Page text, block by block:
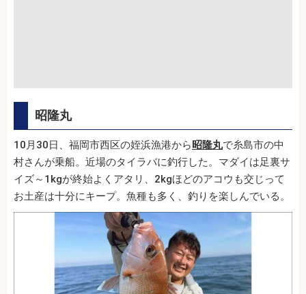
昭隆丸
10月30日、福岡市西区の姪浜漁港から昭隆丸で糸島市の中
村さんが乗船。近場のタイラバに釣行した。マダイは足裏サ
イズ～1kgが終始よくアタリ、2kgほどのアコウも交じって
お土産は十分にキープ。魚種も多く、釣りを楽しんでいる。